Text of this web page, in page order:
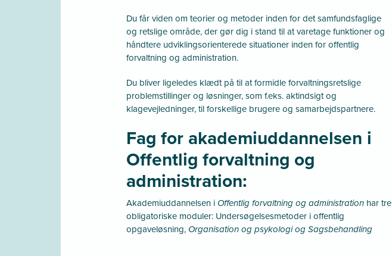
Du får viden om teorier og metoder inden for det samfundsfaglige
og retslige område, der gør dig i stand til at varetage funktioner og
håndtere udviklingsorienterede situationer inden for offentlig
forvaltning og administration.
Du bliver ligeledes klædt på til at formidle forvaltningsretslige
problemstillinger og løsninger, som f.eks. aktindsigt og
klagevejledninger, til forskellige brugere og samarbejdspartnere.
Fag for akademiuddannelsen i
Offentlig forvaltning og
administration:
Akademiuddannelsen i Offentlig forvaltning og administration har tre
obligatoriske moduler: Undersøgelsesmetoder i offentlig
opgaveløsning, Organisation og psykologi og Sagsbehandling